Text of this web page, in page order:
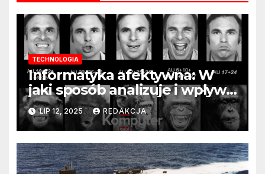
TECHNOLOGIA
Informatyka afektywna: W
jaki sposób analizuje i wpływa
na nasze emocje?
LIP 12, 2025 REDAKCJA